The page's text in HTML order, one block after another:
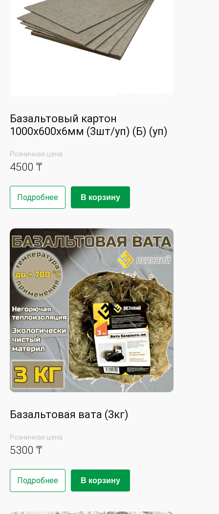
Базальтовый картон
1000х600х6мм (3шт/уп) (Б) (уп)
Розничная цена
4500 ₸
Подробнее В корзину
Базальтовая вата (3кг)
Розничная цена
5300 ₸
Подробнее В корзину